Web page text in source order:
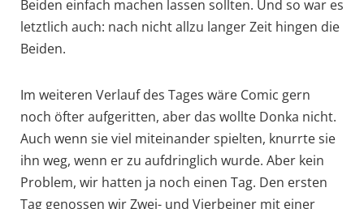
Beiden einfach machen lassen sollten. Und so war es
letztlich auch: nach nicht allzu langer Zeit hingen die
Beiden.
Im weiteren Verlauf des Tages wäre Comic gern
noch öfter aufgeritten, aber das wollte Donka nicht.
Auch wenn sie viel miteinander spielten, knurrte sie
ihn weg, wenn er zu aufdringlich wurde. Aber kein
Problem, wir hatten ja noch einen Tag. Den ersten
Tag genossen wir Zwei- und Vierbeiner mit einer